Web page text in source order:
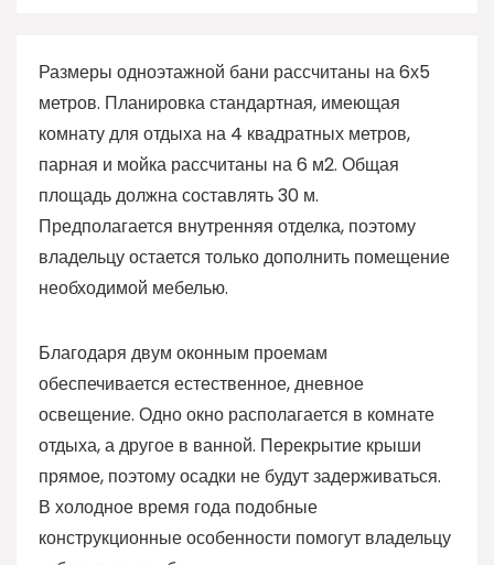
Размеры одноэтажной бани рассчитаны на 6х5
метров. Планировка стандартная, имеющая
комнату для отдыха на 4 квадратных метров,
парная и мойка рассчитаны на 6 м2. Общая
площадь должна составлять 30 м.
Предполагается внутренняя отделка, поэтому
владельцу остается только дополнить помещение
необходимой мебелью.
Благодаря двум оконным проемам
обеспечивается естественное, дневное
освещение. Одно окно располагается в комнате
отдыха, а другое в ванной. Перекрытие крыши
прямое, поэтому осадки не будут задерживаться.
В холодное время года подобные
конструкционные особенности помогут владельцу